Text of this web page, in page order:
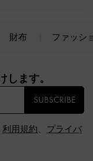
財布 ファッシ
ます。​
SUBSCRIBE
利用規約、 プライバ